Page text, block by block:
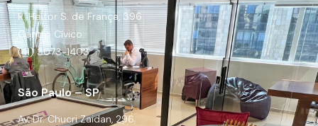
R. Heitor S. de França, 396
Centro Cívico.
(41) 3073-1403
São Paulo – SP
Av. Dr. Chucri Zaidan, 296